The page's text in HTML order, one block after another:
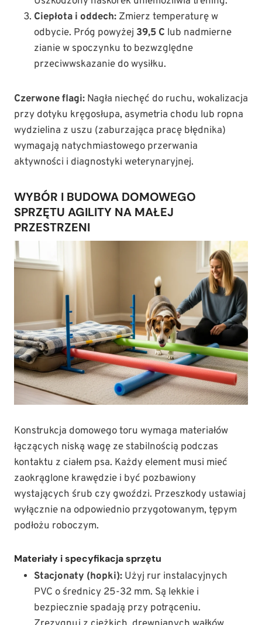
Ciepłota i oddech: Zmierz temperaturę w
odbycie. Próg powyżej 39,5 C lub nadmierne
zianie w spoczynku to bezwzględne
przeciwwskazanie do wysiłku.
Czerwone flagi: Nagła niechęć do ruchu, wokalizacja
przy dotyku kręgosłupa, asymetria chodu lub ropna
wydzielina z uszu (zaburzająca pracę błędnika)
wymagają natychmiastowego przerwania
aktywności i diagnostyki weterynaryjnej.
WYBÓR I BUDOWA DOMOWEGO
SPRZĘTU AGILITY NA MAŁEJ
PRZESTRZENI
Konstrukcja domowego toru wymaga materiałów
łączących niską wagę ze stabilnością podczas
kontaktu z ciałem psa. Każdy element musi mieć
zaokrąglone krawędzie i być pozbawiony
wystających śrub czy gwoździ. Przeszkody ustawiaj
wyłącznie na odpowiednio przygotowanym, tępym
podłożu roboczym.
Materiały i specyfikacja sprzętu
Stacjonaty (hopki): Użyj rur instalacyjnych
PVC o średnicy 25-32 mm. Są lekkie i
bezpiecznie spadają przy potrąceniu.